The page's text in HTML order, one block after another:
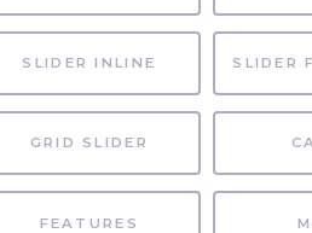
SLIDER INLINE SLIDER
GRID SLIDER
FEATURES